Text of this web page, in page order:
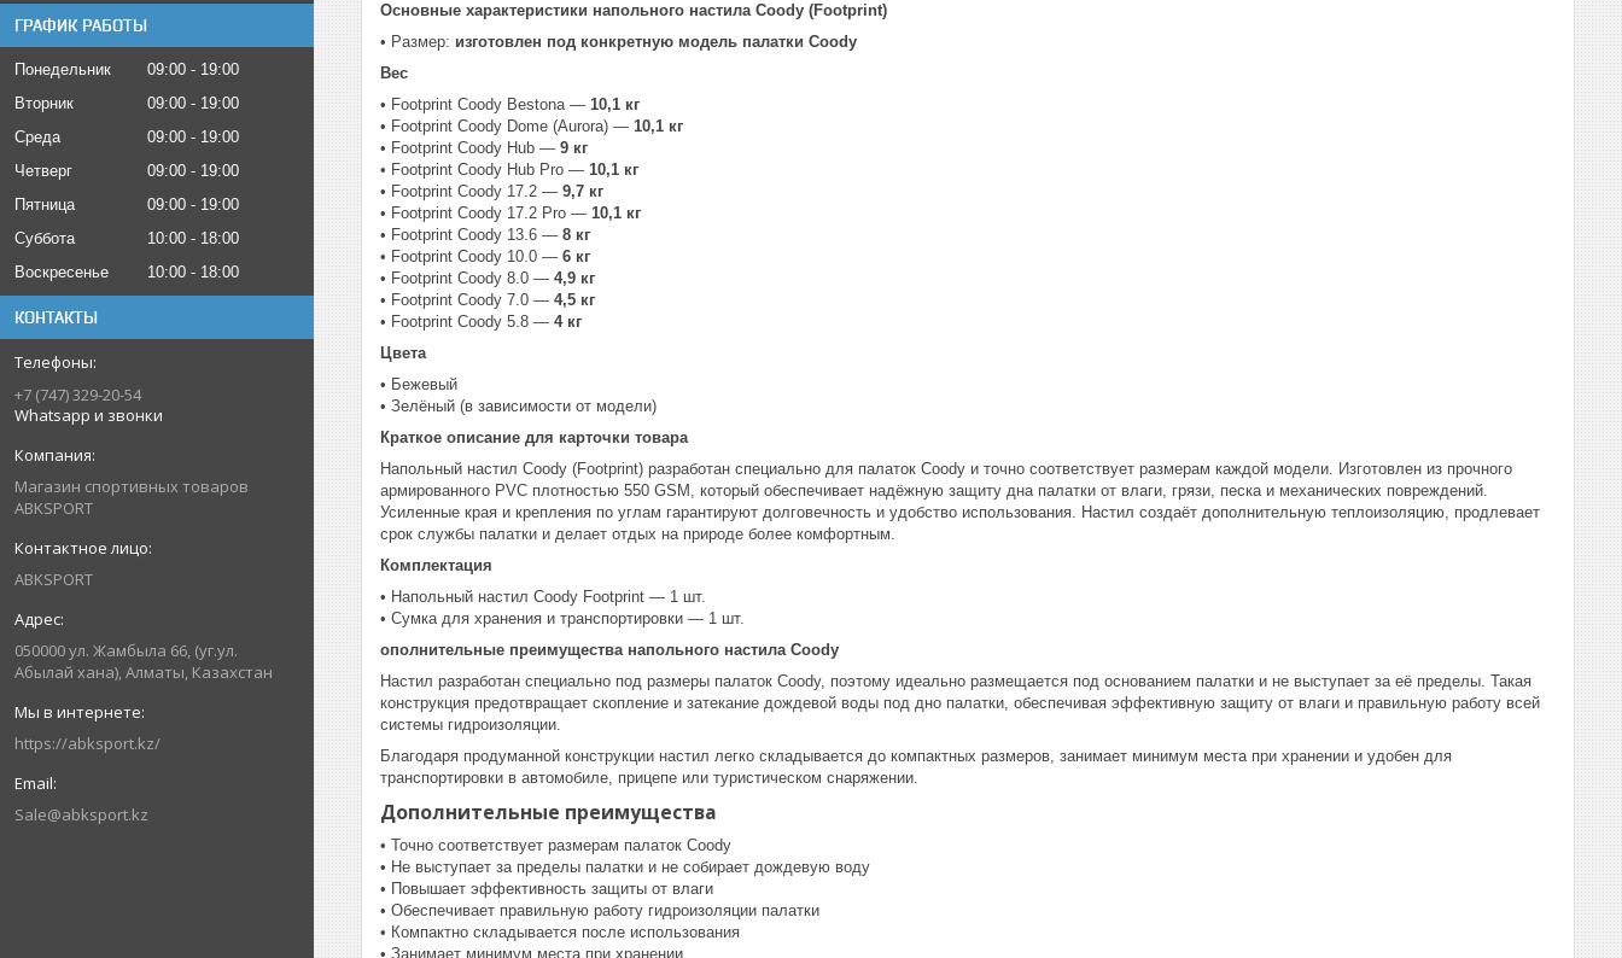
ГРАФИК РАБОТЫ
Понедельник 09:00
19:00
Вторник
09:00
19:00
Среда
09:00
19:00
Четверг
09:00
19:00
Пятница
09:00
19:00
Суббота
10:00
18:00
Воскресенье
10:00 18:00
КОНТАКТЫ
+7 (747) 329-20-54
Whatsapp и звонки
Магазин спортивных товаров
ABKSPORT
ABKSPORT
050000 ул. Жамбыла 66, (уг.ул.
Абылай хана), Алматы, Казахстан
https://abksport.kz/
Sale@abksport.kz
Основные характеристики напольного настила Coody (Footprint)
• Размер: изготовлен под конкретную модель палатки Coody
Вес
• Footprint Coody Bestona — 10,1 кг
• Footprint Coody Dome (Aurora) — 10,1 кг
• Footprint Coody Hub — 9 кг
• Footprint Coody Hub Pro — 10,1 кг
• Footprint Coody 17.2 — 9,7 кг
• Footprint Coody 17.2 Pro — 10,1 кг
• Footprint Coody 13.6 — 8 кг
• Footprint Coody 10.0 — 6 кг
• Footprint Coody 8.0 — 4,9 кг
• Footprint Coody 7.0 — 4,5 кг
• Footprint Coody 5.8 — 4 кг
Цвета
• Бежевый
• Зелёный (в зависимости от модели)
Краткое описание для карточки товара
Напольный настил Coody (Footprint) разработан специально для палаток Coody и точно соответствует размерам каждой модели. Изготовлен из прочного
армированного PVC плотностью 550 GSM, который обеспечивает надёжную защиту дна палатки от влаги, грязи, песка и механических повреждений.
Усиленные края и крепления по углам гарантируют долговечность и удобство использования. Настил создаёт дополнительную теплоизоляцию, продлевает
срок службы палатки и делает отдых на природе более комфортным.
Комплектация
• Напольный настил Coody Footprint — 1 шт.
• Сумка для хранения и транспортировки — 1 шт.
ополнительные преимущества напольного настила Coody
Настил разработан специально под размеры палаток Coody, поэтому идеально размещается под основанием палатки и не выступает за её пределы. Такая
конструкция предотвращает скопление и затекание дождевой воды под дно палатки, обеспечивая эффективную защиту от влаги и правильную работу всей
системы гидроизоляции.
Благодаря продуманной конструкции настил легко складывается до компактных размеров, занимает минимум места при хранении и удобен для
транспортировки в автомобиле, прицепе или туристическом снаряжении.
Дополнительные преимущества
• Точно соответствует размерам палаток Coody
• Не выступает за пределы палатки и не собирает дождевую воду
• Повышает эффективность защиты от влаги
• Обеспечивает правильную работу гидроизоляции палатки
• Компактно складывается после использования
• Занимает минимум места при хранении